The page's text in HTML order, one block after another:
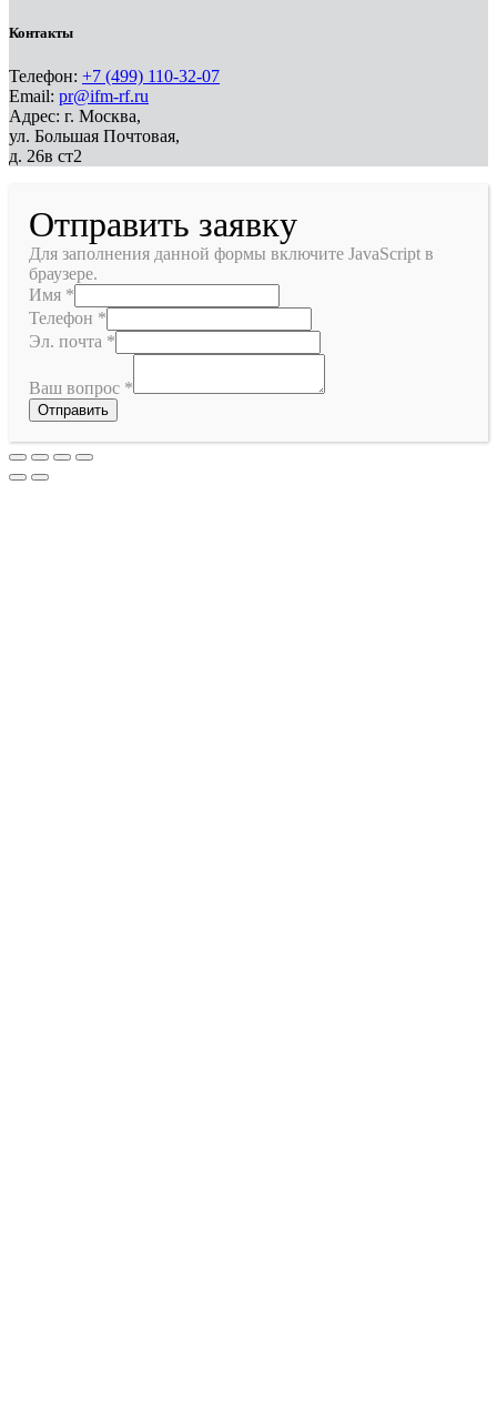
Контакты
Телефон: +7 (499) 110-32-07
Email: pr@ifm-rf.ru
Адрес: г. Москва,
ул. Большая Почтовая,
д. 26в ст2
Отправить заявку
Для заполнения данной формы включите JavaScript в
браузере.
Имя *
Телефон *
Эл. почта *
Ваш вопрос *
Отправить